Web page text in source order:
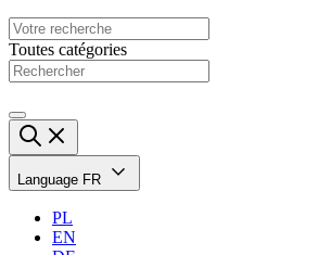
Toutes catégories
Language FR
PL
EN